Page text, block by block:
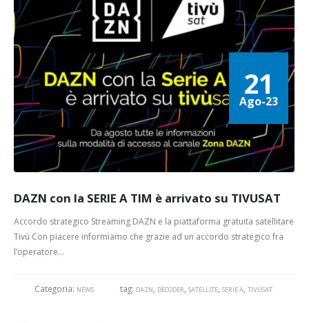
21
Ago-23
DAZN con la SERIE A TIM è arrivato su TIVUSAT
Accordo strategico Streaming DAZN e la piattaforma gratuita satellitare
Tivù Con piacere informiamo che grazie ad un accordo strategico fra
l’operatore...
Categoria: NEWS tag: DAZN DECODER SATELLITE SERIE A TIVÙSAT